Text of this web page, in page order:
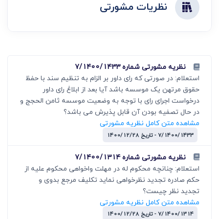
نظریات مشورتی
نظریه مشورتی شماره 7/1400/1433
استعلام: در صورتی که رای داور بر الزام به تنظیم سند با حفظ
حقوق مرتهن یک موسسه باشد آیا بعد از ابلاغ رای داور
درخواست اجرای رای با توجه به وضعیت موسسه ثامن الحجج و
در حال تصفیه بودن آن قابل پذیرش می باشد؟
مشاهده متن کامل نظریه مشورتی
7/1400/1433 - تاریخ 1400/12/28
نظریه مشورتی شماره 7/1400/1314
استعلام: چنانچه محکوم له در مهلت واخواهی محکوم علیه از
حکم صادره تجدید نظرخواهی نماید تکلیف مرجع بدوی و
تجدید نظر چیست؟
مشاهده متن کامل نظریه مشورتی
7/1400/1314 - تاریخ 1400/12/28